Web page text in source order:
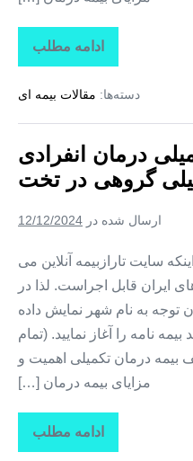
ادامه مطلب
تاراز
بیمه
بیمه
درمان
+
بیمه
درمان
تکمیلی
در
دسته‌ها: مقالات بیمه ای
درمان انفرادی
گروهی در تخت
ارسال شده در 12/12/2024
سایت تارازبیمه آنلاین می
ایران قابل اجراست. لذا در
به نام شهر نمایش داده
نامه را آغاز نمایید. (تمام
درمان تکمیلی اهمیت و
مزایای بیمه درمان […]
ادامه مطلب
تاراز
بیمه